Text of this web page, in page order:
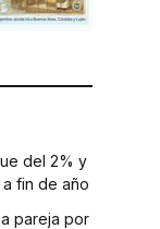
del 2% y
fin de año
pareja por